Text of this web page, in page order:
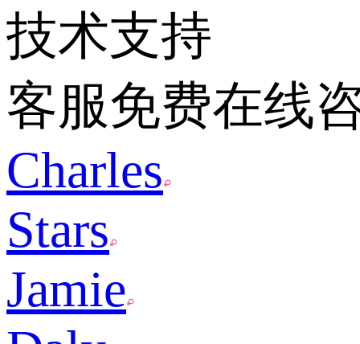
技术支持
客服免费在线
Charles
Stars
Jamie